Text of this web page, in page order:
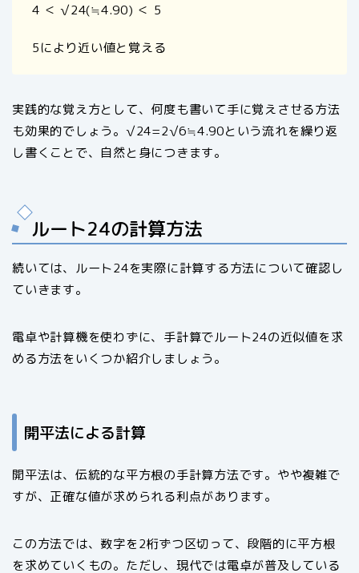
4 ＜ √24(≒4.90) ＜ 5
5により近い値と覚える
実践的な覚え方として、何度も書いて手に覚えさせる方法
も効果的でしょう。√24=2√6≒4.90という流れを繰り返
し書くことで、自然と身につきます。
ルート24の計算方法
続いては、ルート24を実際に計算する方法について確認し
ていきます。
電卓や計算機を使わずに、手計算でルート24の近似値を求
める方法をいくつか紹介しましょう。
開平法による計算
開平法は、伝統的な平方根の手計算方法です。やや複雑で
すが、正確な値が求められる利点があります。
この方法では、数字を2桁ずつ区切って、段階的に平方根
を求めていくもの。ただし、現代では電卓が普及している